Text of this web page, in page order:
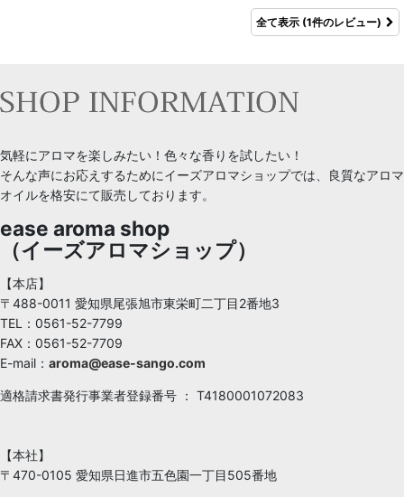
全て表示 (1件のレビュー)
気軽にアロマを楽しみたい！色々な香りを試したい！
そんな声にお応えするためにイーズアロマショップでは、良質なアロマ
オイルを格安にて販売しております。
ease aroma shop
（イーズアロマショップ）
【本店】
〒488-0011 愛知県尾張旭市東栄町二丁目2番地3
TEL：0561-52-7799
FAX：0561-52-7709
E-mail： aroma@ease-sango.com
適格請求書発行事業者登録番号 ： T4180001072083
【本社】
〒470-0105 愛知県日進市五色園一丁目505番地